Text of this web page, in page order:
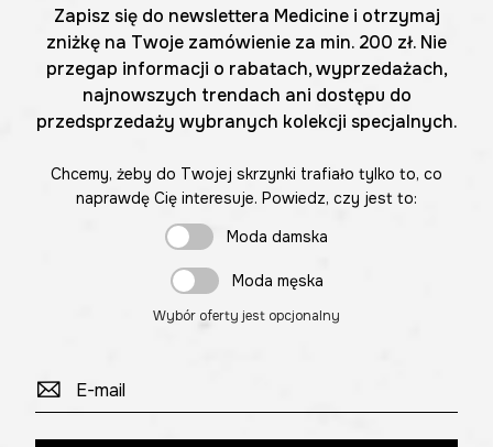
Zapisz się do newslettera Medicine i otrzymaj
zniżkę na Twoje zamówienie za min. 200 zł. Nie
przegap informacji o rabatach, wyprzedażach,
najnowszych trendach ani dostępu do
przedsprzedaży wybranych kolekcji specjalnych.
Chcemy, żeby do Twojej skrzynki trafiało tylko to, co
naprawdę Cię interesuje. Powiedz, czy jest to:
Moda damska
Moda męska
Wybór oferty jest opcjonalny